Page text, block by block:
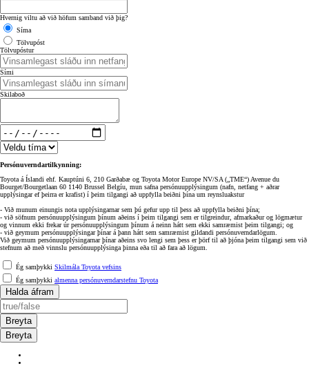
Hvernig viltu að við höfum samband við þig?
Síma
Tölvupóst
Tölvupóstur
Sími
Skilaboð
Persónuverndartilkynning:
Toyota á Íslandi ehf. Kauptúni 6, 210 Garðabæ og Toyota Motor Europe NV/SA („TME“) Avenue du
Bourget/Bourgetlaan 60 1140 Brussel Belgíu, mun safna persónuupplýsingum (nafn, netfang + aðrar
upplýsingar ef þeirra er krafist) í þeim tilgangi að uppfylla beiðni þína um reynsluakstur
- Við munum einungis nota upplýsingarnar sem þú gefur upp til þess að uppfylla beiðni þína;
- við söfnum persónuupplýsingum þínum aðeins í þeim tilgangi sem er tilgreindur, afmarkaður og lögmætur
og vinnum ekki frekar úr persónuupplýsingum þínum á neinn hátt sem ekki samræmist þeim tilgangi; og
- við geymum persónuupplýsingar þínar á þann hátt sem samræmist gildandi persónuverndarlögum.
Við geymum persónuupplýsingarnar þínar aðeins svo lengi sem þess er þörf til að þjóna þeim tilgangi sem við
stefnum að með vinnslu persónuupplýsinga þinna eða til að fara að lögum.
Ég samþykki Skilmála Toyota vefsins
Ég samþykki almenna persónuverndarstefnu Toyota
Halda áfram
Breyta
Breyta